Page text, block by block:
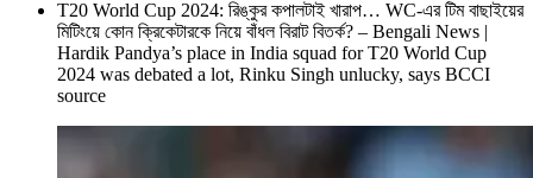
T20 World Cup 2024: রিঙ্কুর কপালটাই খারাপ… WC-এর টিম বাছাইয়ের
মিটিংয়ে কোন ক্রিকেটারকে নিয়ে বাঁধল বিরাট বিতর্ক? – Bengali News |
Hardik Pandya’s place in India squad for T20 World Cup
2024 was debated a lot, Rinku Singh unlucky, says BCCI
source